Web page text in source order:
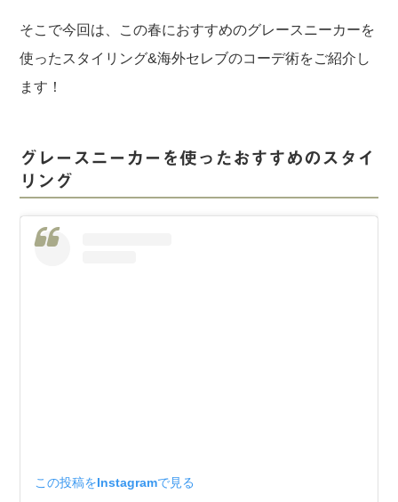
そこで今回は、この春におすすめのグレースニーカーを
使ったスタイリング&海外セレブのコーデ術をご紹介し
ます！
グレースニーカーを使ったおすすめのスタイ
リング
この投稿をInstagramで見る